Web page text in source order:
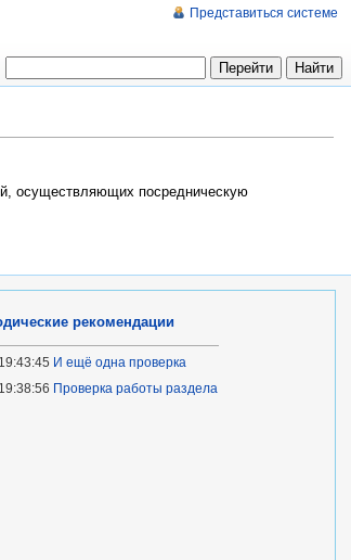
осуществляющих посредническую
Представиться системе
рекомендации
И ещё одна проверка
Проверка работы раздела